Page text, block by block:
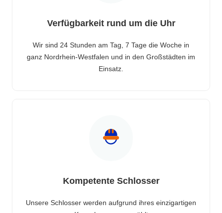
Verfügbarkeit rund um die Uhr
Wir sind 24 Stunden am Tag, 7 Tage die Woche in
ganz Nordrhein-Westfalen und in den Großstädten im
Einsatz.
Kompetente Schlosser
Unsere Schlosser werden aufgrund ihres einzigartigen